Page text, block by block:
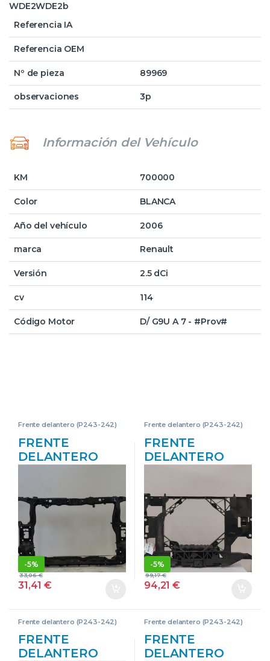
WDE2WDE2b
Referencia IA
Referencia OEM
Nº de pieza 89969
observaciones 3p
Información del Vehículo
KM 700000
Color BLANCA
Año del vehículo 2006
marca Renault
Versión 2.5 dCi
cv 114
Código Motor D/ G9U A 7 - #Prov#
Frente delantero (P243-242)
FRENTE
DELANTERO
>) 2.0 DCI 4×4
(HY0A) M9RX8 –
#PROV#
M9RX8PROV
BLANCO
-5%
31,41€
33,06€
Frente delantero (P243-242)
FRENTE
DELANTERO
(2009->) 1.5 DCI
K9K 846 K9K846
752100007R
NEGRO TL4054
-5%
94,21€
99,17€
Frente delantero (P243-242)
FRENTE
DELANTERO
Frente delantero (P243-242)
FRENTE
DELANTERO